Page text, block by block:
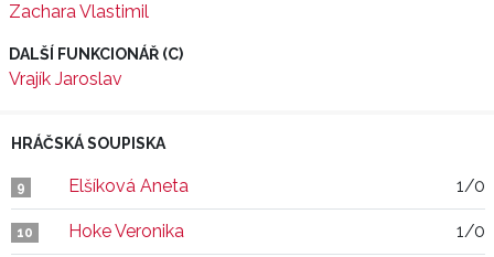
Zachara Vlastimil
DALŠÍ FUNKCIONÁŘ (C)
Vrajík Jaroslav
HRÁČSKÁ SOUPISKA
9 Elšíková Aneta 1/0
10 Hoke Veronika 1/0